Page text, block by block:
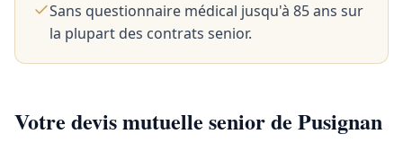
Sans questionnaire médical jusqu'à 85 ans sur
la plupart des contrats senior.
Votre devis mutuelle senior de Pusignan